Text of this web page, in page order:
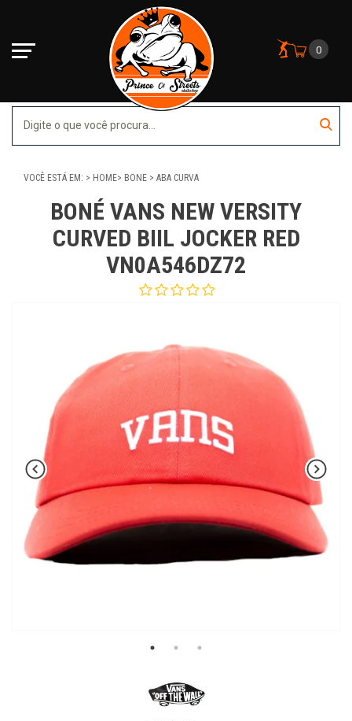
0
VOCÊ ESTÁ EM: HOME BONE ABA CURVA
BONÉ VANS NEW VERSITY
CURVED BIIL JOCKER RED
VN0A546DZ72